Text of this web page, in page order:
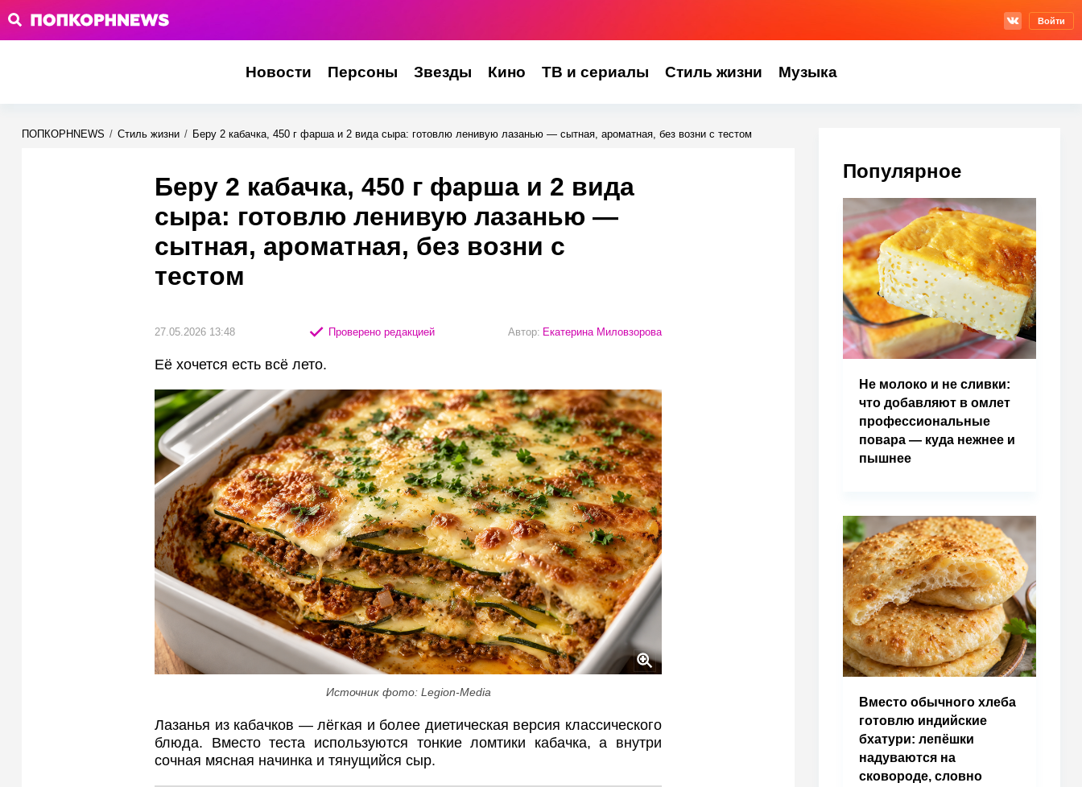
Войти
Новости Персоны Звезды Кино ТВ и сериалы Стиль жизни Музыка
ПОПКОРНNEWS / Стиль жизни / Беру 2 кабачка, 450 г фарша и 2 вида сыра: готовлю ленивую лазанью — сытная, ароматная, без возни с тестом
Беру 2 кабачка, 450 г фарша и 2 вида
сыра: готовлю ленивую лазанью —
сытная, ароматная, без возни с
тестом
27.05.2026 13:48 Проверено редакцией Автор: Екатерина Миловзорова
Её хочется есть всё лето.
Источник фото: Legion-Media
Лазанья из кабачков — лёгкая и более диетическая версия классического
блюда. Вместо теста используются тонкие ломтики кабачка, а внутри
сочная мясная начинка и тянущийся сыр.
Популярное
Не молоко и не сливки:
что добавляют в омлет
профессиональные
повара — куда нежнее и
пышнее
Вместо обычного хлеба
готовлю индийские
бхатури: лепёшки
надуваются на
сковороде, словно